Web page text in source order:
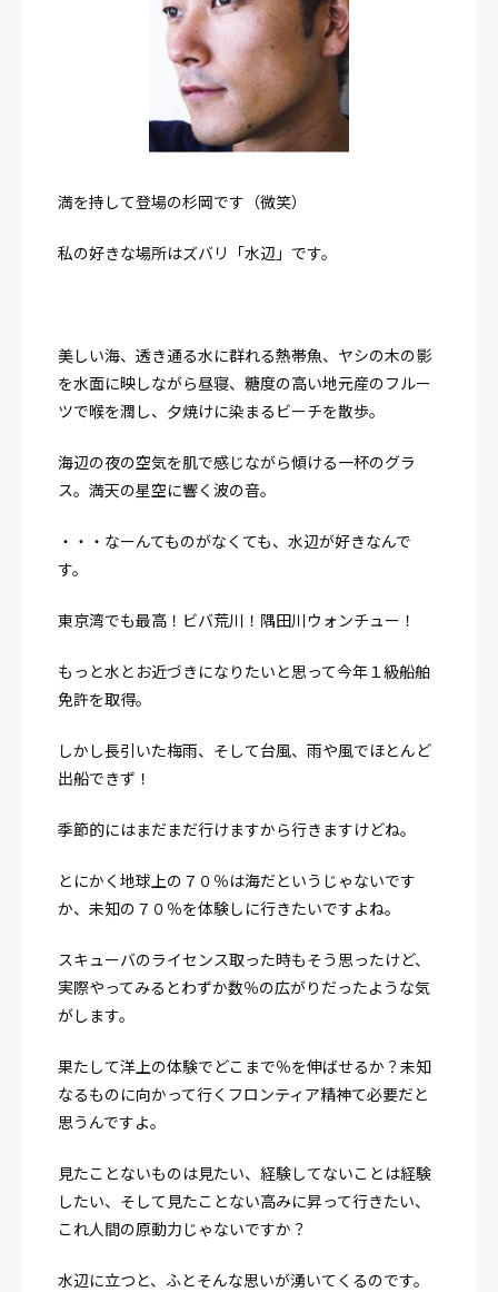
満を持して登場の杉岡です（微笑）
私の好きな場所はズバリ「水辺」です。
美しい海、透き通る水に群れる熱帯魚、ヤシの木の影
を水面に映しながら昼寝、糖度の高い地元産のフルー
ツで喉を潤し、夕焼けに染まるビーチを散歩。
海辺の夜の空気を肌で感じながら傾ける一杯のグラ
ス。満天の星空に響く波の音。
・・・なーんてものがなくても、水辺が好きなんで
す。
東京湾でも最高！ビバ荒川！隅田川ウォンチュー！
もっと水とお近づきになりたいと思って今年１級船舶
免許を取得。
しかし長引いた梅雨、そして台風、雨や風でほとんど
出船できず！
季節的にはまだまだ行けますから行きますけどね。
とにかく地球上の７０％は海だというじゃないです
か、未知の７０％を体験しに行きたいですよね。
スキューバのライセンス取った時もそう思ったけど、
実際やってみるとわずか数％の広がりだったような気
がします。
果たして洋上の体験でどこまで％を伸ばせるか？未知
なるものに向かって行くフロンティア精神て必要だと
思うんですよ。
見たことないものは見たい、経験してないことは経験
したい、そして見たことない高みに昇って行きたい、
これ人間の原動力じゃないですか？
水辺に立つと、ふとそんな思いが湧いてくるのです。